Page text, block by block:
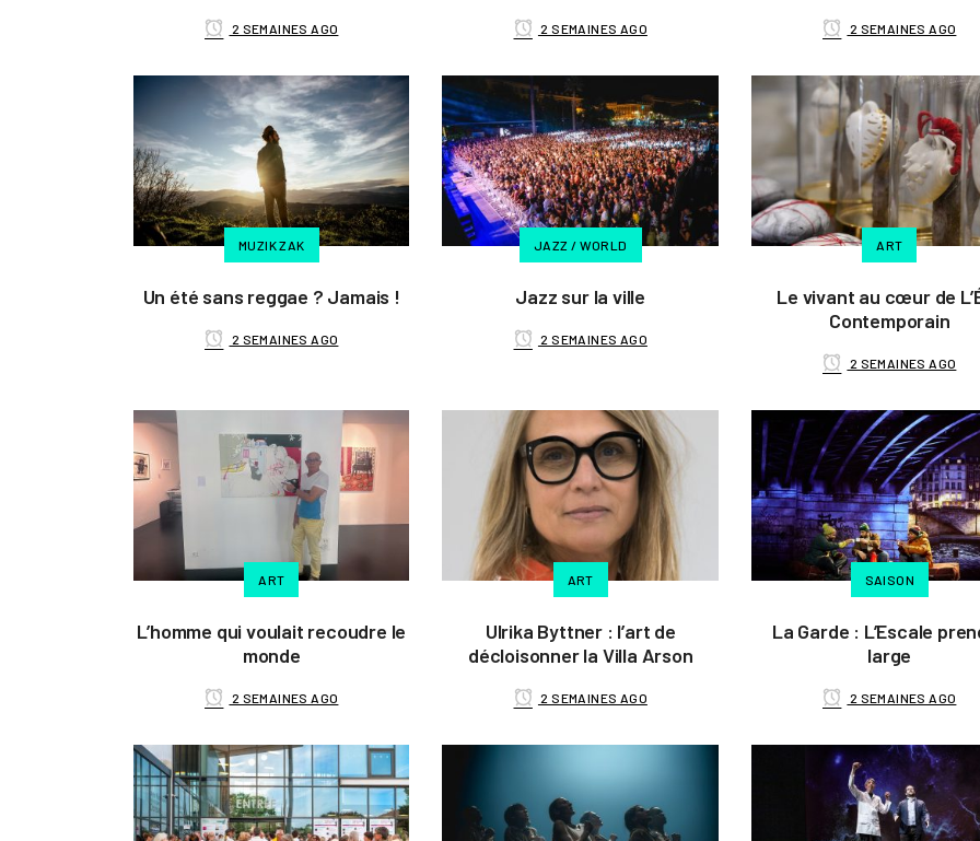
2 SEMAINES AGO 2 SEMAINES AGO 2 SEMAINES AGO
MUZIK ZAK
Un été sans reggae ? Jamais !
2 SEMAINES AGO
JAZZ / WORLD
Jazz sur la ville
2 SEMAINES AGO
ART
Le vivant au cœur de
Contemporain
2 SEMAINES AGO
ART
L’homme qui voulait recoudre le
monde
2 SEMAINES AGO
ART
Ulrika Byttner : l’art de
décloisonner la Villa Arson
2 SEMAINES AGO
SAISON
La Garde : L’Escale
large
2 SEMAINES AGO